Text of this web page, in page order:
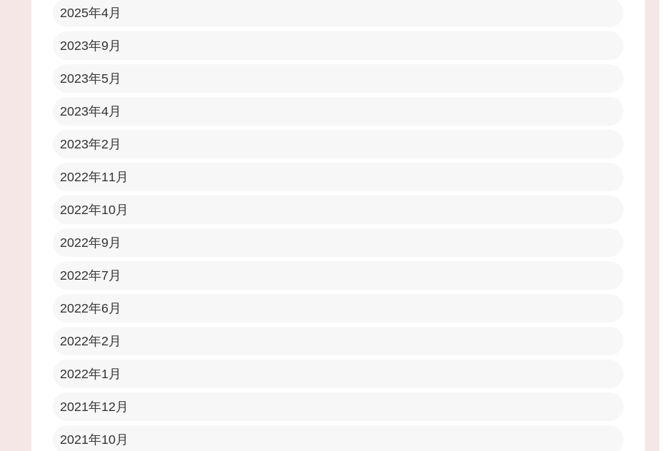
2025年4月
2023年9月
2023年5月
2023年4月
2023年2月
2022年11月
2022年10月
2022年9月
2022年7月
2022年6月
2022年2月
2022年1月
2021年12月
2021年10月